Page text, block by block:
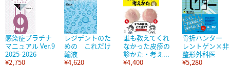
感染症プラチナ
マニュアル Ver.9
2025-2026
¥2,750
レジデントのた
めの これだけ
輸液
¥4,620
誰も教えてくれ
なかった皮疹の
診かた・考え...
¥4,400
骨折ハンター
レントゲン×非
整形外科医
¥5,280